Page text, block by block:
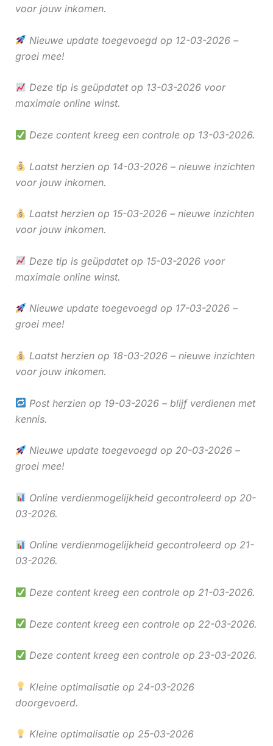
voor jouw inkomen.
Nieuwe update toegevoegd op 12-03-2026 –
groei mee!
Deze tip is geüpdatet op 13-03-2026 voor
maximale online winst.
Deze content kreeg een controle op 13-03-2026.
Laatst herzien op 14-03-2026 – nieuwe inzichten
voor jouw inkomen.
Laatst herzien op 15-03-2026 – nieuwe inzichten
voor jouw inkomen.
Deze tip is geüpdatet op 15-03-2026 voor
maximale online winst.
Nieuwe update toegevoegd op 17-03-2026 –
groei mee!
Laatst herzien op 18-03-2026 – nieuwe inzichten
voor jouw inkomen.
Post herzien op 19-03-2026 – blijf verdienen met
kennis.
Nieuwe update toegevoegd op 20-03-2026 –
groei mee!
Online verdienmogelijkheid gecontroleerd op 20-
03-2026.
Online verdienmogelijkheid gecontroleerd op 21-
03-2026.
Deze content kreeg een controle op 21-03-2026.
Deze content kreeg een controle op 22-03-2026.
Deze content kreeg een controle op 23-03-2026.
Kleine optimalisatie op 24-03-2026
doorgevoerd.
Kleine optimalisatie op 25-03-2026